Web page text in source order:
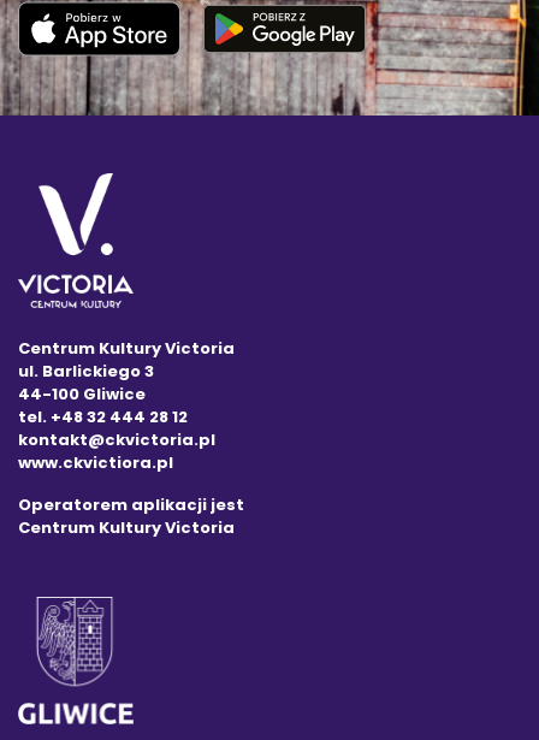
Centrum Kultury Victoria
ul. Barlickiego 3
44-100 Gliwice
tel. +48 32 444 28 12
kontakt@ckvictoria.pl
www.ckvictiora.pl
Operatorem aplikacji jest
Centrum Kultury Victoria